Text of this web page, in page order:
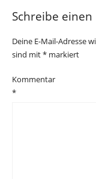
Schreibe
Deine E-Mail-Adresse
sind mit* markiert
Kommentar
*